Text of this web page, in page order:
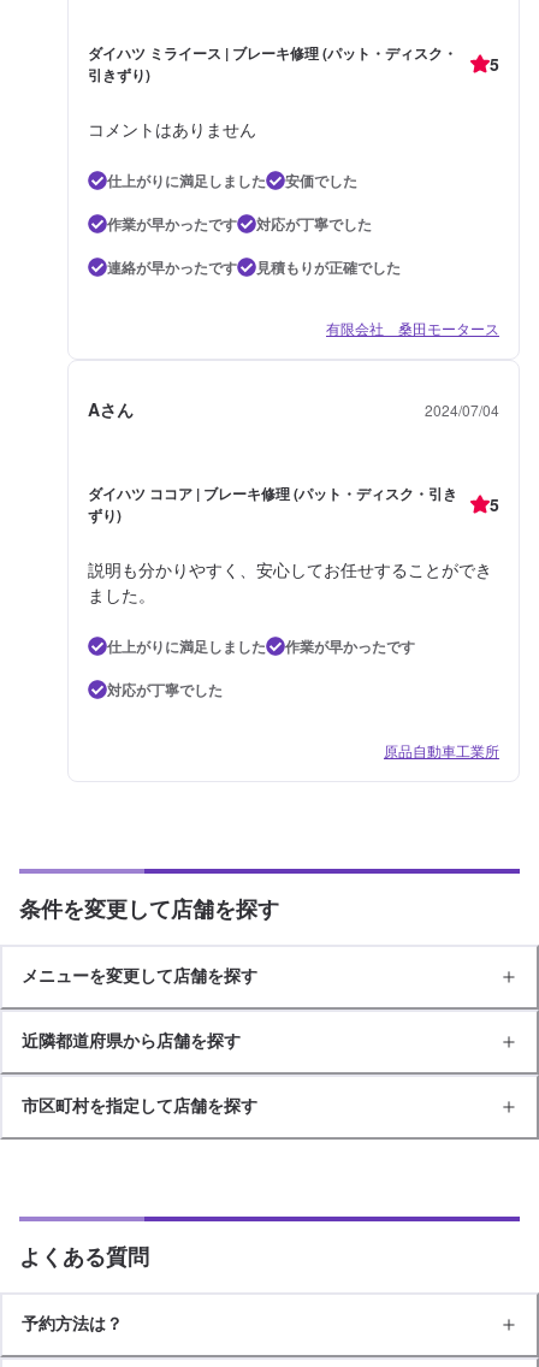
ダイハツ ミライース | ブレーキ修理 (パット・ディスク・
引きずり)
5
コメントはありません
仕上がりに満足しました
安価でした
作業が早かったです
対応が丁寧でした
連絡が早かったです
見積もりが正確でした
有限会社 桑田モータース
Aさん 2024/07/04
ダイハツ ココア | ブレーキ修理 (パット・ディスク・引き
ずり)
5
説明も分かりやすく、安心してお任せすることができ
ました。
仕上がりに満足しました
作業が早かったです
対応が丁寧でした
原品自動車工業所
条件を変更して店舗を探す
メニューを変更して店舗を探す
近隣都道府県から店舗を探す
市区町村を指定して店舗を探す
よくある質問
予約方法は？